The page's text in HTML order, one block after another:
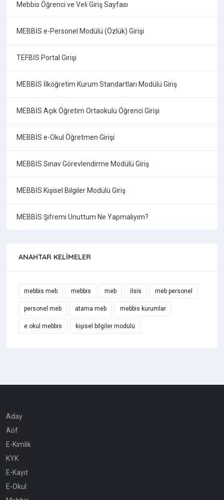
Mebbis Öğrenci ve Veli Giriş Sayfası
MEBBİS e-Personel Modülü (Özlük) Girişi
TEFBİS Portal Girişi
MEBBİS İlköğretim Kurum Standartları Modülü Giriş
MEBBİS Açık Öğretim Ortaokulu Öğrenci Girişi
MEBBİS e-Okul Öğretmen Girişi
MEBBİS Sınav Görevlendirme Modülü Giriş
MEBBİS Kişisel Bilgiler Modülü Giriş
MEBBİS Şifremi Unuttum Ne Yapmalıyım?
ANAHTAR KELIMELER
mebbis meb mebbis meb ilsis meb personel
personel meb atama meb mebbis kurumlar
e okul mebbis kişisel bilgiler modülü
Aday
Aöf
E-Kimlik
KYK
E-Kayıt
E-Okul